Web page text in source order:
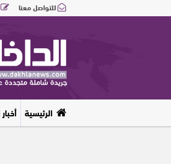
للتواصل معنا
الرئيسية